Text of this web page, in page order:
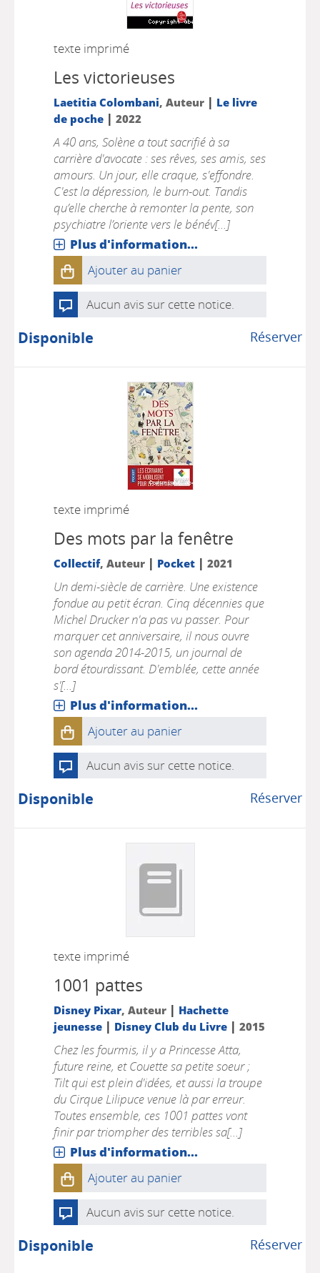
texte imprimé
Les victorieuses
Laetitia Colombani, Auteur | Le livre
de poche| 2022
A 40 ans, Solène a tout sacrifié à sa
carrière d'avocate : ses rêves, ses amis, ses
amours. Un jour, elle craque, s'effondre.
C'est la dépression, le burn-out. Tandis
qu’elle cherche à remonter la pente, son
psychiatre l’oriente vers le bénév[...]
Plus d'information...
Ajouter au panier
Aucun avis sur cette notice.
Réserver
Disponible
texte imprimé
Des mots par la fenêtre
Collectif, Auteur | Pocket| 2021
Un demi-siècle de carrière. Une existence
fondue au petit écran. Cinq décennies que
Michel Drucker n'a pas vu passer. Pour
marquer cet anniversaire, il nous ouvre
son agenda 2014-2015, un journal de
bord étourdissant. D'emblée, cette année
s'[...]
Plus d'information...
Ajouter au panier
Aucun avis sur cette notice.
Réserver
Disponible
texte imprimé
1001 pattes
Disney Pixar, Auteur | Hachette
jeunesse| Disney Club du Livre| 2015
Chez les fourmis, il y a Princesse Atta,
future reine, et Couette sa petite soeur ;
Tilt qui est plein d'idées, et aussi la troupe
du Cirque Lilipuce venue là par erreur.
Toutes ensemble, ces 1001 pattes vont
finir par triompher des terribles sa[...]
Plus d'information...
Ajouter au panier
Aucun avis sur cette notice.
Réserver
Disponible